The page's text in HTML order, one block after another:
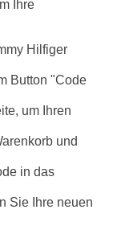
Ihre
Hilfiger
Button "Code
um Ihren
und
in das
Sie Ihre neuen